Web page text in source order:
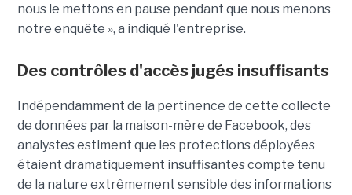
nous le mettons en pause pendant que nous menons
notre enquête », a indiqué l'entreprise.
Des contrôles d'accès jugés insuffisants
Indépendamment de la pertinence de cette collecte
de données par la maison-mère de Facebook, des
analystes estiment que les protections déployées
étaient dramatiquement insuffisantes compte tenu
de la nature extrêmement sensible des informations